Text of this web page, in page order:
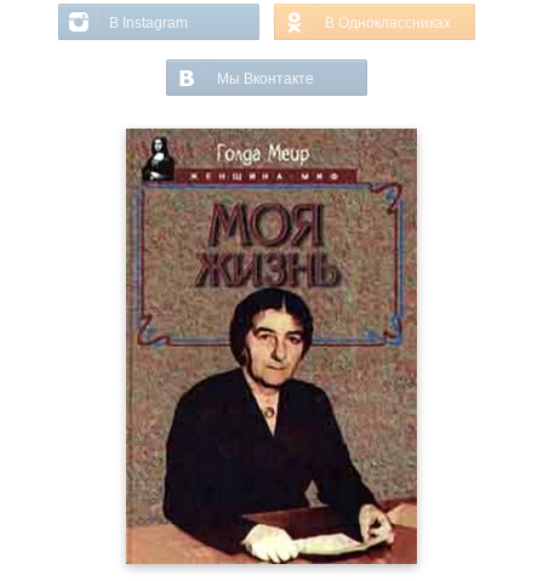
В Instagram В Одноклассниках
Мы Вконтакте